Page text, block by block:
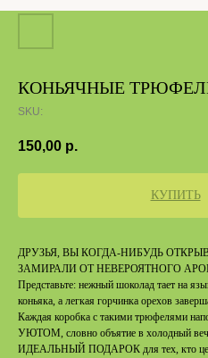
КОНЬЯЧНЫЕ
SKU:
150,00 р.
КУПИТЬ
ДРУЗЬЯ, ВЫ КОГДА-НИБУДЬ
ЗАМИРАЛИ ОТ НЕВЕРОЯТНОГО
Представьте: нежный шоколад тает на
коньяка, а легкая горчинка орехов
Каждая коробка с такими трюфелями
УЮТОМ, словно объятие в холодный
ИДЕАЛЬНЫЙ ПОДАРОК для тех, кто